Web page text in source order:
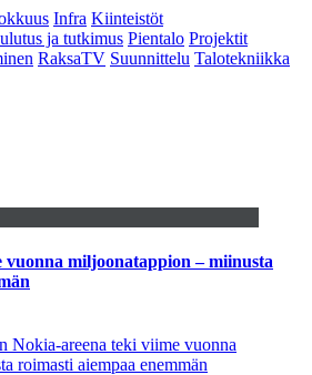
Infra Kiinteistöt
ja tutkimus Pientalo Projektit
RaksaTV Suunnittelu Talotekniikka
vuonna miljoonatappion – miinusta
Nokia-areena teki viime vuonna
roimasti aiempaa enemmän